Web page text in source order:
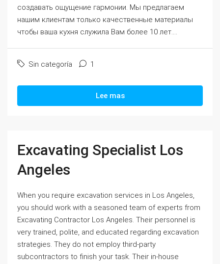
создавать ощущение гармонии. Мы предлагаем
нашим клиентам только качественные материалы
чтобы ваша кухня служила Вам более 10 лет....
Sin categoría 1
Lee mas
Excavating Specialist Los
Angeles
When you require excavation services in Los Angeles,
you should work with a seasoned team of experts from
Excavating Contractor Los Angeles. Their personnel is
very trained, polite, and educated regarding excavation
strategies. They do not employ third-party
subcontractors to finish your task. Their in-house